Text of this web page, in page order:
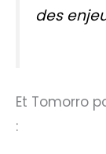
des
Et Tomorro
: